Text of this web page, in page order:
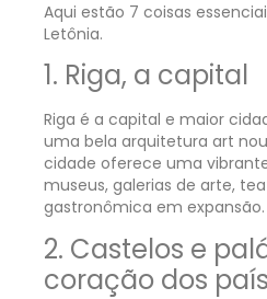
Aqui estão 7 coisas
Letônia.
1. Riga, a capital
Riga é a capital e maior
uma bela arquitetura art
cidade oferece uma
museus, galerias de arte,
gastronômica em expansão.
2. Castelos e
coração dos